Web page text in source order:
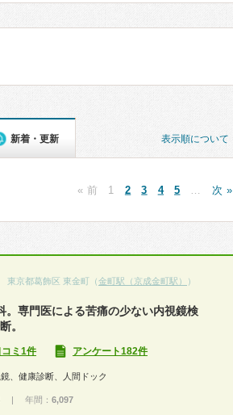
表示順について
新着・更新
« 前 1 2 3 4 5 次 »
東京都葛飾区 東金町（金町駅（京成金町駅） ）
。専門医による苦痛の少ない内視鏡検
。
コミ1件 アンケート182件
、健康診断、人間ドック
| 年間： 6,097